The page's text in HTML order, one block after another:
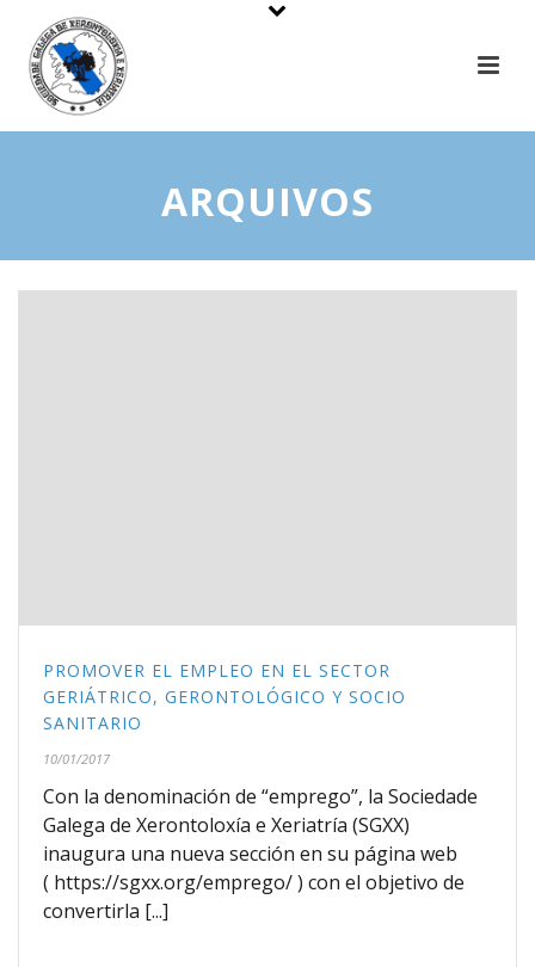
ARQUIVOS
PROMOVER EL EMPLEO EN EL SECTOR
GERIÁTRICO, GERONTOLÓGICO Y SOCIO
SANITARIO
10/01/2017
Con la denominación de “emprego”, la Sociedade
Galega de Xerontoloxía e Xeriatría (SGXX)
inaugura una nueva sección en su página web
( https://sgxx.org/emprego/ ) con el objetivo de
convertirla [...]